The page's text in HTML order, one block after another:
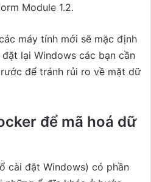
Module 1.2.
máy tính mới sẽ mặc định
lại Windows các bạn cần
để tránh rủi ro về mặt dữ
để mã hoá dữ
cài đặt Windows) có phần